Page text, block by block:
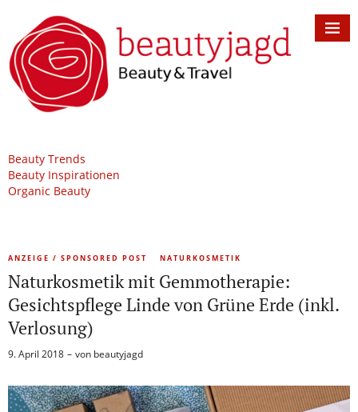
Beauty Trends
Beauty Inspirationen
Organic Beauty
ANZEIGE / SPONSORED POST NATURKOSMETIK
Naturkosmetik mit Gemmotherapie:
Gesichtspflege Linde von Grüne Erde (inkl.
Verlosung)
9. April 2018 von beautyjagd